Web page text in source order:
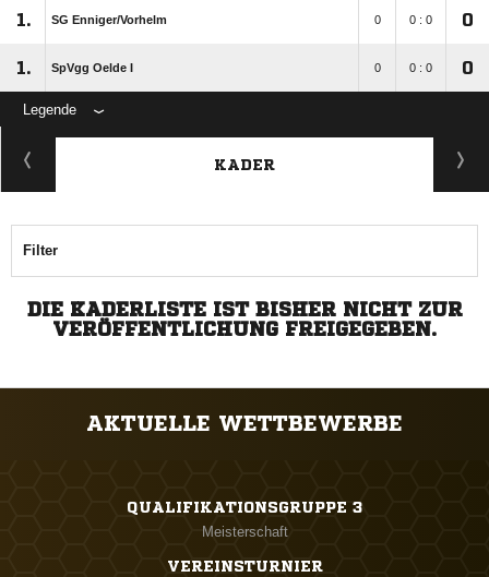
1. SG Enniger/​Vorhelm 0 0 : 0 0
1. SpVgg Oelde I 0 0 : 0 0
Legende
KADER
Filter
DIE KADERLISTE IST BISHER NICHT ZUR
VERÖFFENTLICHUNG FREIGEGEBEN.
AKTUELLE WETTBEWERBE
QUALIFIKATIONSGRUPPE 3
Meisterschaft
VEREINSTURNIER